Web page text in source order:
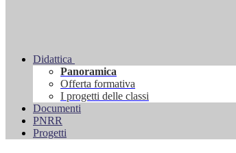
Didattica
Panoramica
Offerta formativa
I progetti delle classi
Documenti
PNRR
Progetti